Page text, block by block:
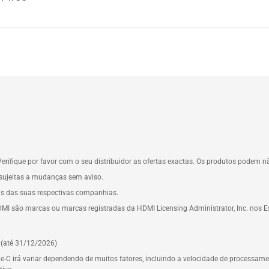
por favor com o seu distribuidor as ofertas exactas. Os produtos podem
a mudanças sem aviso.
das suas respectivas companhias.
são marcas ou marcas registradas da HDMI Licensing Administrator, Inc. nos
(até 31/12/2026)
C irá variar dependendo de muitos fatores, incluindo a velocidade de